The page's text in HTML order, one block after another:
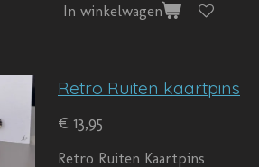
In winkelwagen
Retro Ruiten kaartpins
€ 13,95
Retro Ruiten Kaartpins